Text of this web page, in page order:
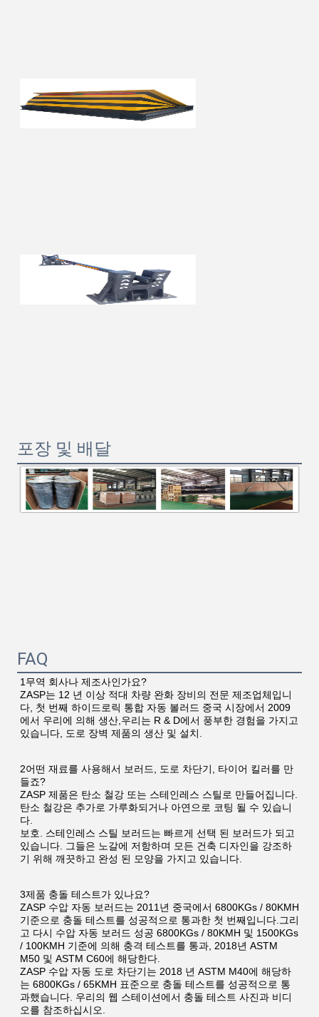
포장 및 배달
FAQ
1무역 회사나 제조사인가요?
ZASP는 12 년 이상 적대 차량 완화 장비의 전문 제조업체입니
다, 첫 번째 하이드로릭 통합 자동 볼러드 중국 시장에서 2009
에서 우리에 의해 생산,우리는 R & D에서 풍부한 경험을 가지고
있습니다, 도로 장벽 제품의 생산 및 설치.
2어떤 재료를 사용해서 보러드, 도로 차단기, 타이어 킬러를 만
들죠?
ZASP 제품은 탄소 철강 또는 스테인레스 스틸로 만들어집니다.
탄소 철강은 추가로 가루화되거나 아연으로 코팅 될 수 있습니
다.
보호. 스테인레스 스틸 보러드는 빠르게 선택 된 보러드가 되고
있습니다. 그들은 노갈에 저항하며 모든 건축 디자인을 강조하
기 위해 깨끗하고 완성 된 모양을 가지고 있습니다.
3제품 충돌 테스트가 있나요?
ZASP 수압 자동 보러드는 2011년 중국에서 6800KGs / 80KMH
기준으로 충돌 테스트를 성공적으로 통과한 첫 번째입니다.그리
고 다시 수압 자동 보러드 성공 6800KGs / 80KMH 및 1500KGs
/ 100KMH 기준에 의해 충격 테스트를 통과, 2018년 ASTM
M50 및 ASTM C60에 해당한다.
ZASP 수압 자동 도로 차단기는 2018 년 ASTM M40에 해당하
는 6800KGs / 65KMH 표준으로 충돌 테스트를 성공적으로 통
과했습니다. 우리의 웹 스테이션에서 충돌 테스트 사진과 비디
오를 참조하십시오.